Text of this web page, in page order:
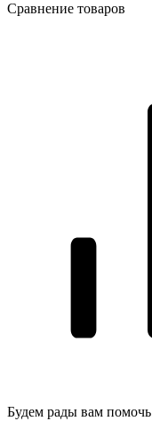
Сравнение товаров
Будем рады вам помочь